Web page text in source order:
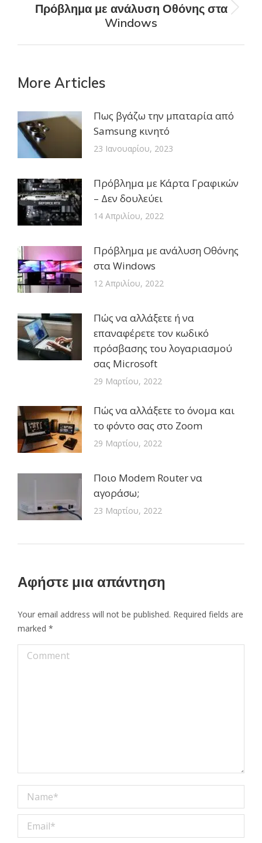
Next
post:
Πρόβλημα με ανάλυση Οθόνης στα
Windows
More Articles
Πως βγάζω την μπαταρία από
Samsung κινητό
23 Ιανουαρίου, 2023
Πρόβλημα με Κάρτα Γραφικών
– Δεν δουλεύει
14 Απριλίου, 2022
Πρόβλημα με ανάλυση Οθόνης
στα Windows
12 Απριλίου, 2022
Πώς να αλλάξετε ή να
επαναφέρετε τον κωδικό
πρόσβασης του λογαριασμού
σας Microsoft
29 Μαρτίου, 2022
Πώς να αλλάξετε το όνομα και
το φόντο σας στο Zoom
29 Μαρτίου, 2022
Ποιο Modem Router να
αγοράσω;
23 Μαρτίου, 2022
Αφήστε μια απάντηση
Your email address will not be published. Required fields are
marked *
Comment
Name *
Email *